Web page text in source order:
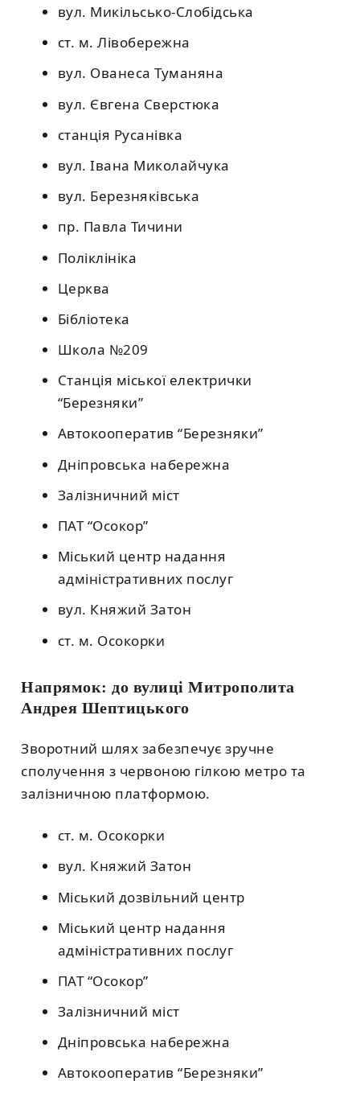
вул. Микільсько-Слобідська
ст. м. Лівобережна
вул. Ованеса Туманяна
вул. Євгена Сверстюка
станція Русанівка
вул. Івана Миколайчука
вул. Березняківська
пр. Павла Тичини
Поліклініка
Церква
Бібліотека
Школа №209
Станція міської електрички
“Березняки”
Автокооператив “Березняки”
Дніпровська набережна
Залізничний міст
ПАТ “Осокор”
Міський центр надання
адміністративних послуг
вул. Княжий Затон
ст. м. Осокорки
Напрямок: до вулиці Митрополита
Андрея Шептицького
Зворотний шлях забезпечує зручне
сполучення з червоною гілкою метро та
залізничною платформою.
ст. м. Осокорки
вул. Княжий Затон
Міський дозвільний центр
Міський центр надання
адміністративних послуг
ПАТ “Осокор”
Залізничний міст
Дніпровська набережна
Автокооператив “Березняки”